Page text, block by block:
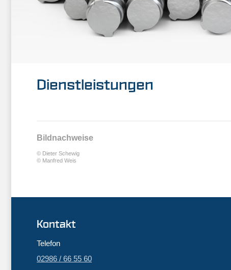
Dienstleistungen
Bildnachweise
© Dieter Schewig
© Manfred Weis
Kontakt
Telefon
02986 / 66 55 60